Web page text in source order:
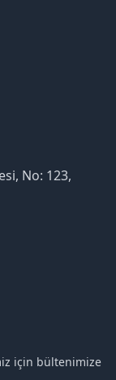
No: 123,
için bültenimize